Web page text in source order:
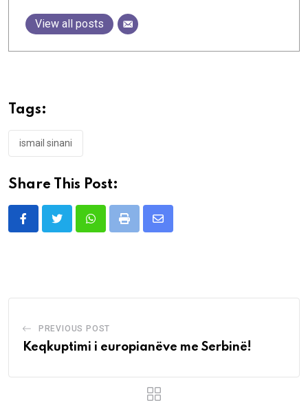
View all posts
Tags:
ismail sinani
Share This Post:
WhatsappPrint
Share
PREVIOUS POST
Keqkuptimi i europianëve me Serbinë!